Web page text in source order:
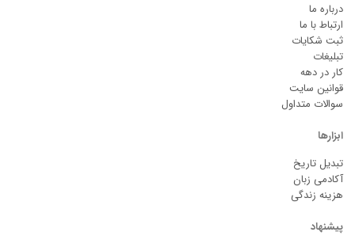
درباره ما
ارتباط با ما
ثبت شکایات
تبلیغات
کار در دهه
قوانین سایت
سوالات متداول
ابزارها
تبدیل تاریخ
آکادمی زبان
هزینه زندگی
پیشنهاد